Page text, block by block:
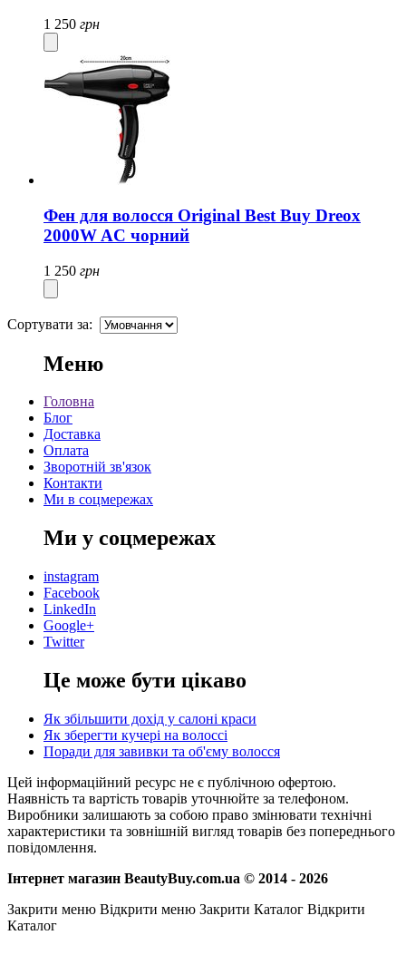
1 250 грн
Фен для волосся Original Best Buy Dreox
2000W AC чорний
1 250 грн
Сортувати за:
Меню
Головна
Блог
Доставка
Оплата
Зворотній зв'язок
Контакти
Ми в соцмережах
Ми у соцмережах
instagram
Facebook
LinkedIn
Google+
Twitter
Це може бути цікаво
Як збільшити дохід у салоні краси
Як зберегти кучері на волоссі
Поради для завивки та об'єму волосся
Цей інформаційний ресурс не є публічною офертою.
Наявність та вартість товарів уточнюйте за телефоном.
Виробники залишають за собою право змінювати технічні
характеристики та зовнішній вигляд товарів без попереднього
повідомлення.
Інтернет магазин BeautyBuy.com.ua © 2014 - 2026
Закрити меню Відкрити меню Закрити Каталог Відкрити
Каталог